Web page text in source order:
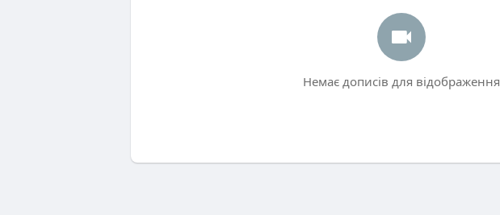
Немає дописів для відображення